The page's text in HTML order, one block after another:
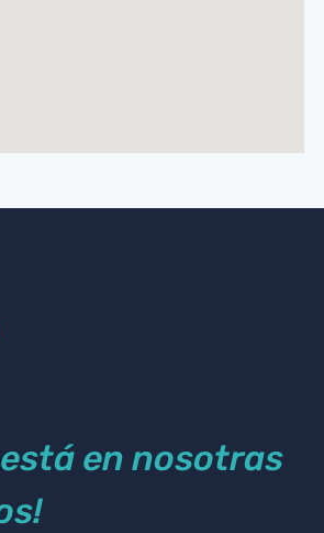
está en nosotras